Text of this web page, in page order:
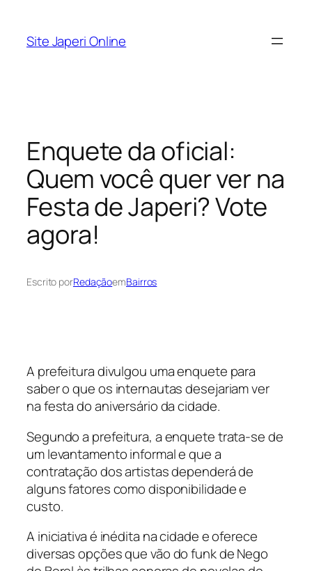
Site Japeri Online
Enquete da oficial:
Quem você quer ver na
Festa de Japeri? Vote
agora!
Escrito porRedaçãoemBairros
A prefeitura divulgou uma enquete para
saber o que os internautas desejariam ver
na festa do aniversário da cidade.
Segundo a prefeitura, a enquete trata-se de
um levantamento informal e que a
contratação dos artistas dependerá de
alguns fatores como disponibilidade e
custo.
A iniciativa é inédita na cidade e oferece
diversas opções que vão do funk de Nego